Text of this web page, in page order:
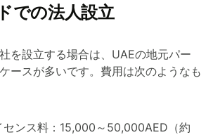
での法人設立
を設立する場合は、UAEの地元パー
ースが多いです。費用は次のようなも
センス料：15,000～50,000AED（約